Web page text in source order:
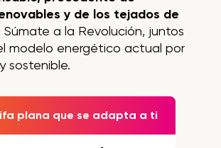
y de los tejados de
Súmate a la Revolución, juntos
modelo energético actual por
sostenible.
plana que se adapta a ti